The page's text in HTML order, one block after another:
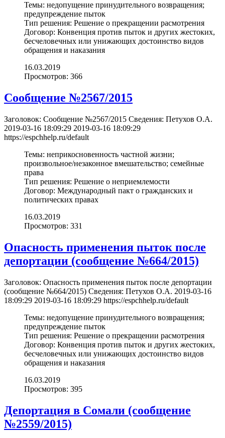
Темы: недопущение принудительного возвращения;
предупреждение пыток
Тип решения: Решение о прекращении расмотрения
Договор: Конвенция против пыток и других жестоких,
бесчеловечных или унижающих достоинство видов
обращения и наказания
16.03.2019
Просмотров: 366
Сообщение №2567/2015
Заголовок: Сообщение №2567/2015 Сведения: Петухов О.А.
2019-03-16 18:09:29 2019-03-16 18:09:29
https://espchhelp.ru/default
Темы: неприкосновенность частной жизни;
произвольное/незаконное вмешательство; семейные
права
Тип решения: Решение о неприемлемости
Договор: Международный пакт о гражданских и
политических правах
16.03.2019
Просмотров: 331
Опасность применения пыток после
депортации (cообщение №664/2015)
Заголовок: Опасность применения пыток после депортации
(cообщение №664/2015) Сведения: Петухов О.А. 2019-03-16
18:09:29 2019-03-16 18:09:29 https://espchhelp.ru/default
Темы: недопущение принудительного возвращения;
предупреждение пыток
Тип решения: Решение о прекращении расмотрения
Договор: Конвенция против пыток и других жестоких,
бесчеловечных или унижающих достоинство видов
обращения и наказания
16.03.2019
Просмотров: 395
Депортация в Сомали (cообщение
№2559/2015)